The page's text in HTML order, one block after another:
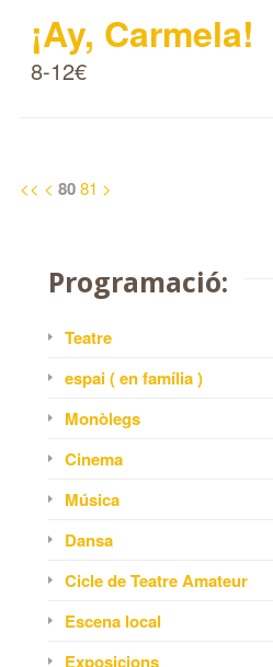
¡Ay, Carmela!
8-12€
<< < 8081 >
Programació:
Teatre
espai ( en família )
Monòlegs
Cinema
Música
Dansa
Cicle de Teatre Amateur
Escena local
Exposicions